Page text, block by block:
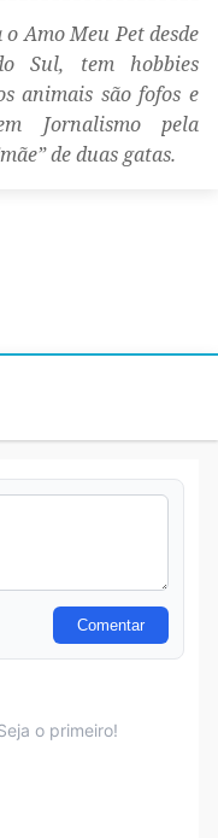
Amo Meu Pet desde
Sul, tem hobbies
animais são fofos e
Jornalismo pela
de duas gatas.